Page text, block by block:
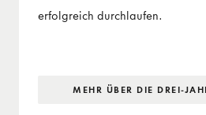
erfolgreich durchlaufen.
MEHR ÜBER DIE DREI-